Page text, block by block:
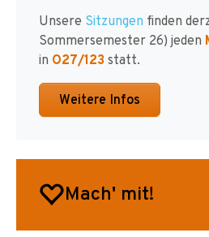
Unsere Sitzungen finden
Sommersemester 26) jeden
in O27/123 statt.
Weitere Infos
Mach' mit!